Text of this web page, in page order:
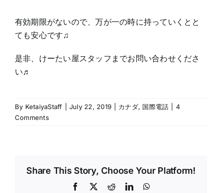
有効期限がないので、万が一の時に持っていくとと
ても安心です♫
是非、けーたい屋スタッフまでお問い合わせくださ
い♬
By KetaiyaStaff July 22, 2019 カナダ, 国際電話
4
Comments
Share This Story, Choose Your Platform!
Facebook
X RedditLinkedIn